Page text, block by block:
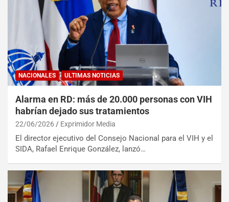
NACIONALES ULTIMAS NOTICIAS
Alarma en RD: más de 20.000 personas con VIH
habrían dejado sus tratamientos
22/06/2026 Exprimidor Media
El director ejecutivo del Consejo Nacional para el VIH y el
SIDA, Rafael Enrique González, lanzó…